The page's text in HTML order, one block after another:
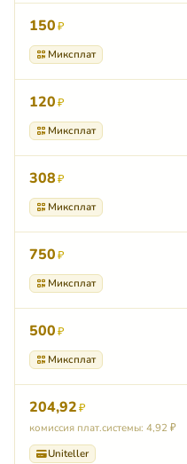
150₽
Миксплат
120₽
Миксплат
308₽
Миксплат
750₽
Миксплат
500₽
Миксплат
204,92₽
комиссия плат.системы: 4,92 ₽
Uniteller